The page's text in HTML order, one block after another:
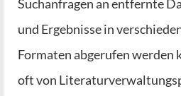
Such­an­fra­gen an ent­fern­te
und Ergeb­nis­se in
For­ma­ten abge­ru­fen wer­den
oft von